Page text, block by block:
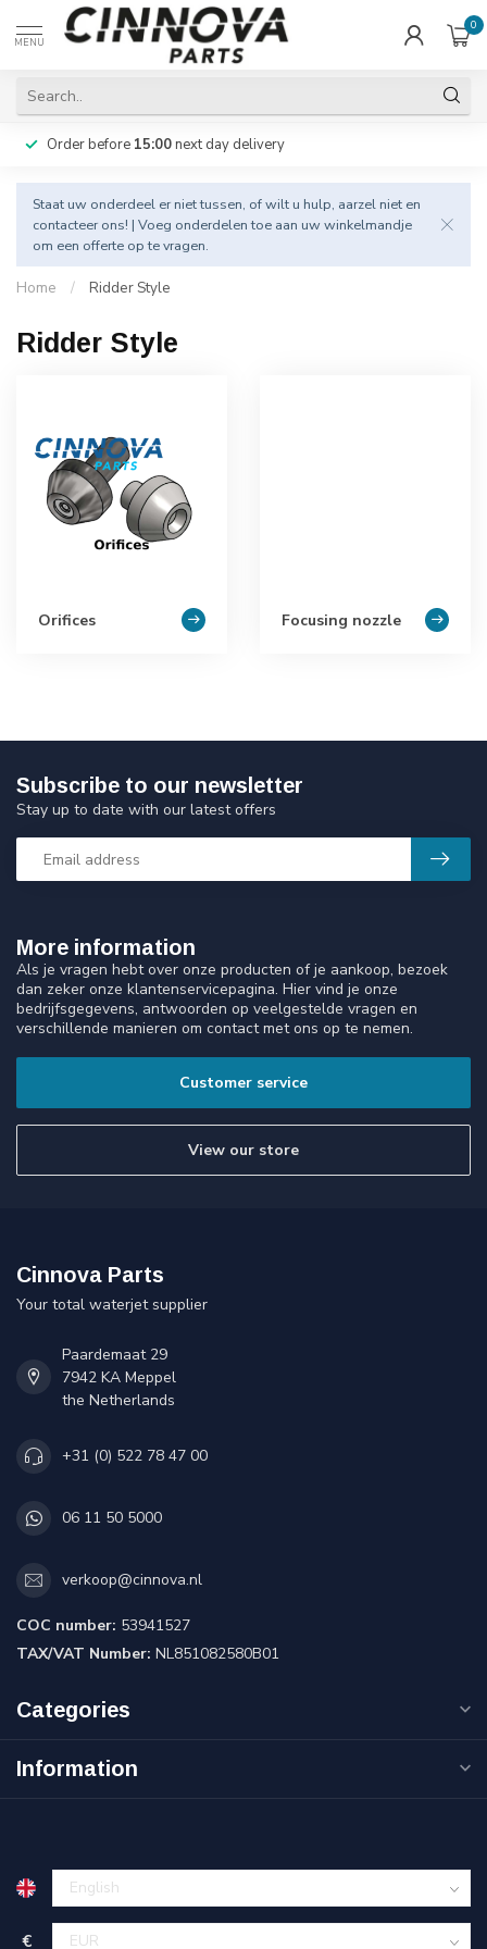
MENU
0
Order before 15:00next day delivery
Staat uw onderdeel er niet tussen, of wilt u hulp, aarzel niet en
contacteer ons! | Voeg onderdelen toe aan uw winkelmandje
om een offerte op te vragen.
Home / Ridder Style
Ridder Style
Orifices Focusing nozzle
More information
Als je vragen hebt over onze producten of je aankoop, bezoek
dan zeker onze klantenservicepagina. Hier vind je onze
bedrijfsgegevens, antwoorden op veelgestelde vragen en
verschillende manieren om contact met ons op te nemen.
Customer service
View our store
Subscribe to our newsletter
Stay up to date with our latest offers
Cinnova Parts
Your total waterjet supplier
Paardemaat 29
7942 KA Meppel
the Netherlands
+31 (0) 522 78 47 00
06 11 50 5000
verkoop@cinnova.nl
COC number: 53941527
TAX/VAT Number: NL851082580B01
Categories
Information
€